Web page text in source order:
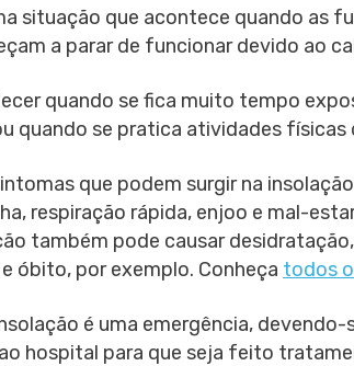
situação que acontece quando as
a parar de funcionar devido ao
quando se fica muito tempo
quando se pratica atividades
que podem surgir na
respiração rápida, enjoo e mal-
também pode causar
óbito, por exemplo. Conheça todos
é uma emergência,
hospital para que seja feito